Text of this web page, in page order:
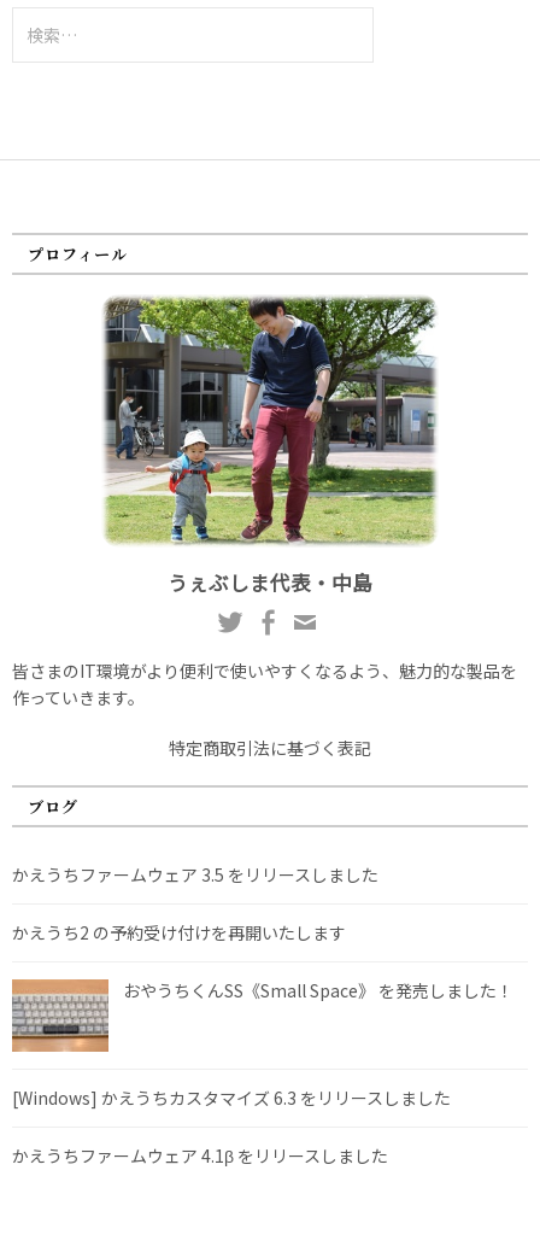
索:
プロフィール
うぇぶしま代表・中島
皆さまのIT環境がより便利で使いやすくなるよう、魅力的な製品を
作っていきます。
特定商取引法に基づく表記
ブログ
かえうちファームウェア 3.5 をリリースしました
かえうち2 の予約受け付けを再開いたします
おやうちくんSS《Small Space》 を発売しました！
[Windows] かえうちカスタマイズ 6.3 をリリースしました
かえうちファームウェア 4.1β をリリースしました